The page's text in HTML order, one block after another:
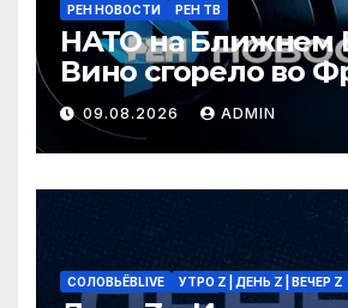
РЕН НОВОСТИ РЕН ТВ
НАТО на Ближнем
Вино сгорело во
Ядовитые пауки в
Новости 12:30,
09.08.2026 ADMIN
СОЛОВЬЁВLIVE УТРО Z | ДЕНЬ Z | ВЕЧЕР Z